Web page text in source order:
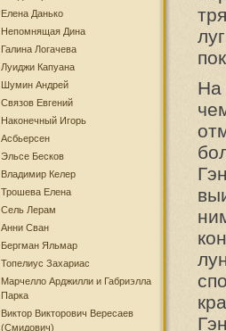
Елена Данько
Непомнящая Дина
Галина Логачева
Луиджи Капуана
Шумин Андрей
Связов Евгений
Наконечный Игорь
Асбьерсен
Эльсе Бесков
Владимир Келер
Трошева Елена
Сель Лерам
Анни Сван
Бергман Яльмар
Топелиус Захариас
Марчелло Арджилли и Габриэлла
Парка
Виктор Викторович Вересаев
На